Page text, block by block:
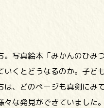
写真絵本「みかんのひみ
くとどうなるのか。子ど
、どのページも真剣にみ
な発見ができていました